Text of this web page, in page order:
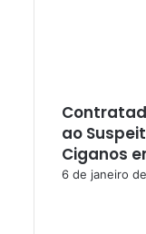
ao
Ciganos
6 de janeiro